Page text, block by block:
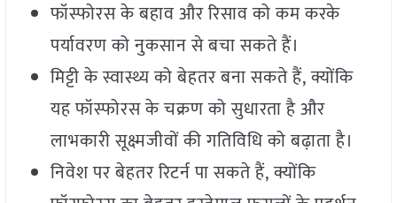
फॉस्फोरस के बहाव और रिसाव को कम करके
पर्यावरण को नुकसान से बचा सकते हैं।
मिट्टी के स्वास्थ्य को बेहतर बना सकते हैं, क्योंकि
यह फॉस्फोरस के चक्रण को सुधारता है और
लाभकारी सूक्ष्मजीवों की गतिविधि को बढ़ाता है।
निवेश पर बेहतर रिटर्न पा सकते हैं, क्योंकि